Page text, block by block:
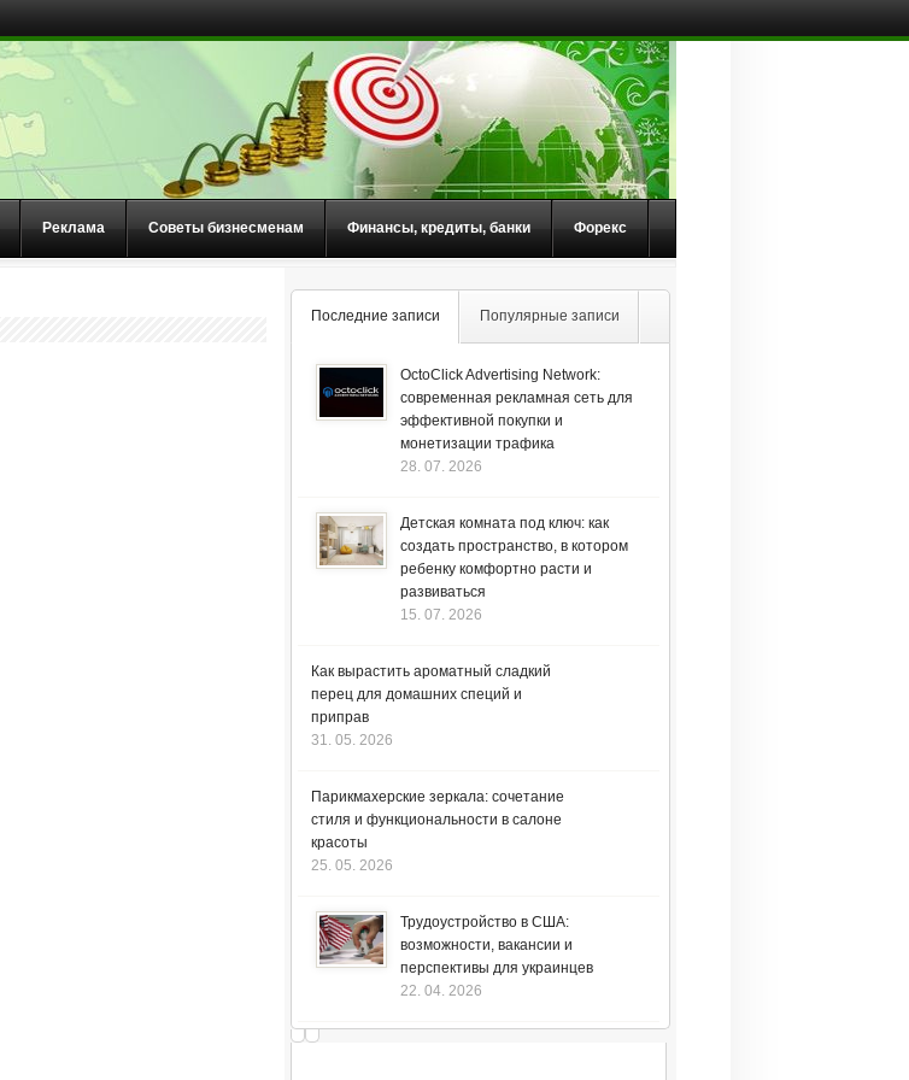
Реклама Советы бизнесменам Финансы, кредиты, банки Форекс
Последние записи Популярные записи
OctoClick Advertising Network:
современная рекламная сеть для
эффективной покупки и
монетизации трафика
28. 07. 2026
Детская комната под ключ: как
создать пространство, в котором
ребенку комфортно расти и
развиваться
15. 07. 2026
Как вырастить ароматный сладкий
перец для домашних специй и
приправ
31. 05. 2026
Парикмахерские зеркала: сочетание
стиля и функциональности в салоне
красоты
25. 05. 2026
Трудоустройство в США:
возможности, вакансии и
перспективы для украинцев
22. 04. 2026